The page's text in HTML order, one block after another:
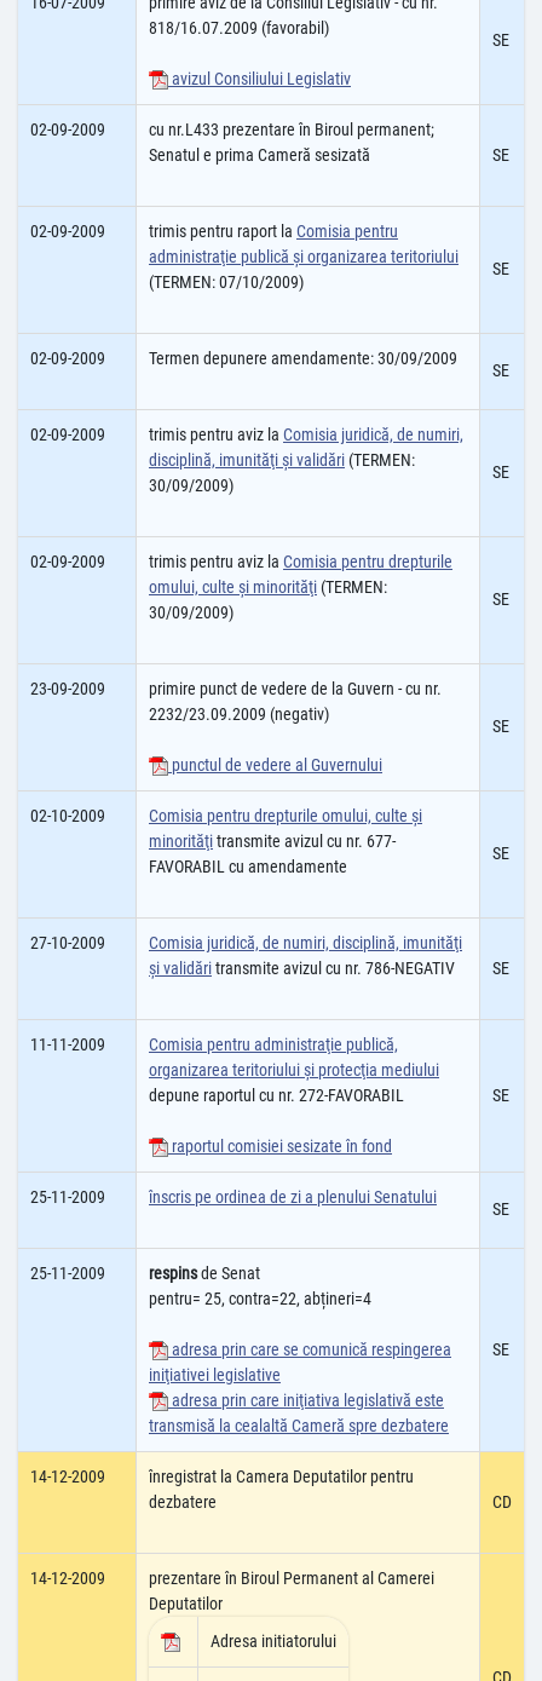
818/16.07.2009 (favorabil)
avizul Consiliului Legislativ
SE
02-09-2009
cu nr.L433 prezentare în Biroul permanent;
Senatul e prima Cameră sesizată
SE
02-09-2009 trimis pentru raport la Comisia pentru
administraţie publică şi organizarea teritoriului
(TERMEN: 07/10/2009)
SE
02-09-2009 Termen depunere amendamente: 30/09/2009
SE
02-09-2009 trimis pentru aviz la Comisia juridică, de numiri,
disciplină, imunităţi şi validări (TERMEN:
30/09/2009)
SE
02-09-2009 trimis pentru aviz la Comisia pentru drepturile
omului, culte şi minorităţi (TERMEN:
30/09/2009)
SE
23-09-2009
primire punct de vedere de la Guvern - cu nr.
2232/23.09.2009 (negativ)
punctul de vedere al Guvernului
SE
02-10-2009
Comisia pentru drepturile omului, culte şi
minorităţitransmite avizul cu nr. 677-
FAVORABIL cu amendamente
SE
27-10-2009
Comisia juridică, de numiri, disciplină, imunităţi
şi validăritransmite avizul cu nr. 786-NEGATIV SE
11-11-2009
Comisia pentru administraţie publică,
organizarea teritoriului şi protecţia mediului
depune raportul cu nr. 272-FAVORABIL
raportul comisiei sesizate în fond
SE
25-11-2009 înscris pe ordinea de zi a plenului Senatului
SE
25-11-2009 respinsde Senat
pentru= 25, contra=22, abțineri=4
adresa prin care se comunică respingerea
iniţiativei legislative
adresa prin care iniţiativa legislativă este
transmisă la cealaltă Cameră spre dezbatere
SE
14-12-2009
înregistrat la Camera Deputatilor pentru
dezbatere
CD
14-12-2009
prezentare în Biroul Permanent al Camerei
Deputatilor
Adresa initiatorului